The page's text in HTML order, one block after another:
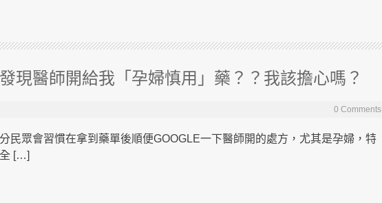
現醫師開給我「孕婦慎用」藥？？我該擔心嗎？
0 Comments
民眾會習慣在拿到藥單後順便GOOGLE一下醫師開的處方，尤其是孕婦，特
[…]